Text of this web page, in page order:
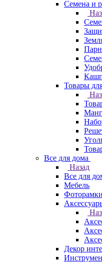
Семена и
Товары
Все для дома
Назад
Все для
Мебель
Фоторамки
Декор